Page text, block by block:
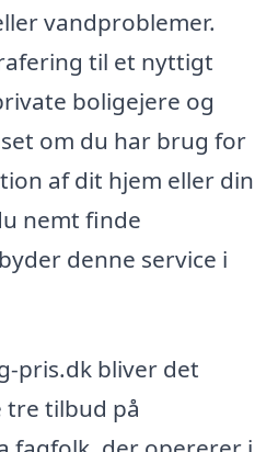
vandproblemer.
til et nyttigt
boligejere og
om du har brug for
af dit hjem eller din
nemt finde
denne service i
pris.dk bliver det
tre tilbud på